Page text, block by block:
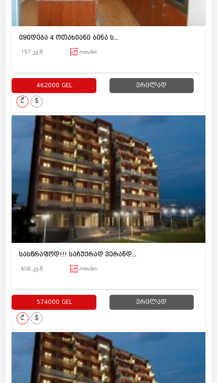
იყიდება 4 ოთახიანი ბინა ს...
157 კვ.მ ოთახი
462000 GEL ვრცლად
₾ $
სასწრაფოდ!!! საჩუქრად ვერანდ...
408 კვ.მ ოთახი
574000 GEL ვრცლად
₾ $